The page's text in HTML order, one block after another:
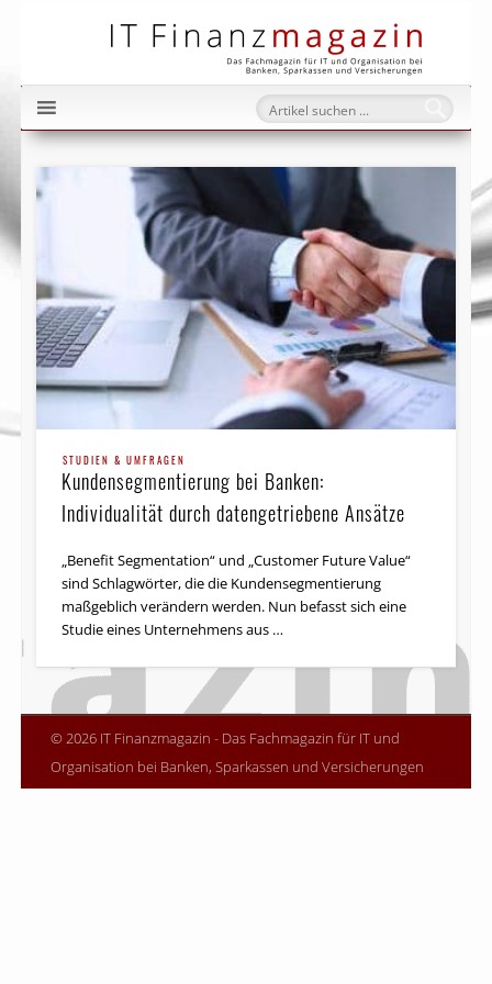
STUDIEN & UMFRAGEN
Kundensegmentierung bei Banken:
Individualität durch datengetriebene Ansätze
„Benefit Segmentation“ und „Customer Future Value“
sind Schlagwörter, die die Kunden­seg­men­tierung
maßgeblich verändern werden. Nun befasst sich eine
Studie eines Unternehmens aus …
© 2026 IT Finanzmagazin - Das Fachmagazin für IT und
Organisation bei Banken, Sparkassen und Versicherungen